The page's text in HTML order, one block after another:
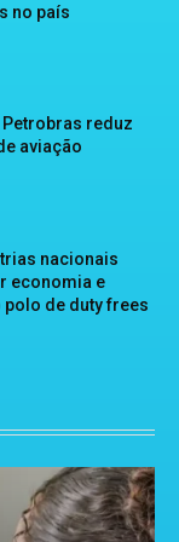
no país
reduz
aviação
nacionais
economia e
de duty frees